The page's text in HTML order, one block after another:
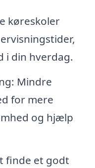
køreskoler
i din hverdag.
Mindre
for mere
og hjælp
finde et godt